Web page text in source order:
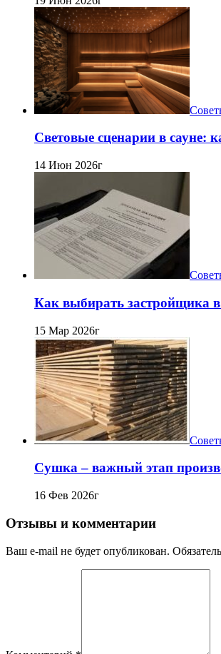
Световые сценарии в сауне:
14 Июн 2026г
Как выбирать застройщика
15 Мар 2026г
Сушка – важный этап
16 Фев 2026г
Отзывы и комментарии
Ваш e-mail не будет опубликован.